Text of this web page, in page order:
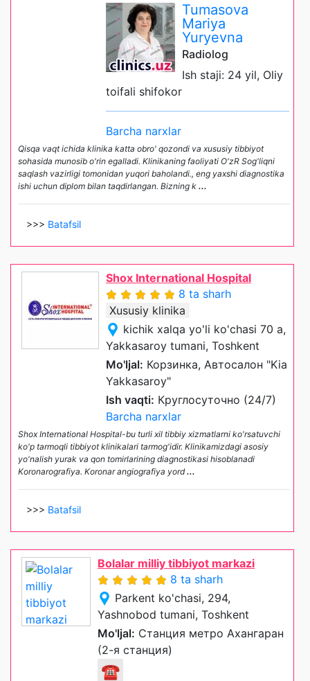
Tumasova
Mariya
Yuryevna
Radiolog
Ish staji: 24 yil, Oliy
toifali shifokor
Barcha narxlar
Qisqa vaqt ichida klinika katta obro' qozondi va xususiy tibbiyot
sohasida munosib o'rin egalladi. Klinikaning faoliyati O'zR Sog'liqni
saqlash vazirligi tomonidan yuqori baholandi., eng yaxshi diagnostika
ishi uchun diplom bilan taqdirlangan. Bizning k ...
>>> Batafsil
Shox International Hospital
8 ta sharh
Xususiy klinika
kichik xalqa yo'li ko'chasi 70 a,
Yakkasaroy tumani, Toshkent
Mo'ljal: Корзинка, Автосалон "Kia
Yakkasaroy"
Ish vaqti: Круглосуточно (24/7)
Barcha narxlar
Shox International Hospital-bu turli xil tibbiy xizmatlarni ko'rsatuvchi
ko'p tarmoqli tibbiyot klinikalari tarmog'idir. Klinikamizdagi asosiy
yo'nalish yurak va qon tomirlarining diagnostikasi hisoblanadi
Koronarografiya. Koronar angiografiya yord...
>>> Batafsil
Bolalar milliy tibbiyot markazi
8 ta sharh
Parkent ko'chasi, 294,
Yashnobod tumani, Toshkent
Mo'ljal: Станция метро Ахангаран
(2-я станция)
☎